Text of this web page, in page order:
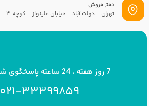
دفتر فروش
تهران - دولت آباد - خیابان علینواز - کوچه 3
7 روز هفته ، 24 ساعته پاسخگوی شما هستیم
021-33399859